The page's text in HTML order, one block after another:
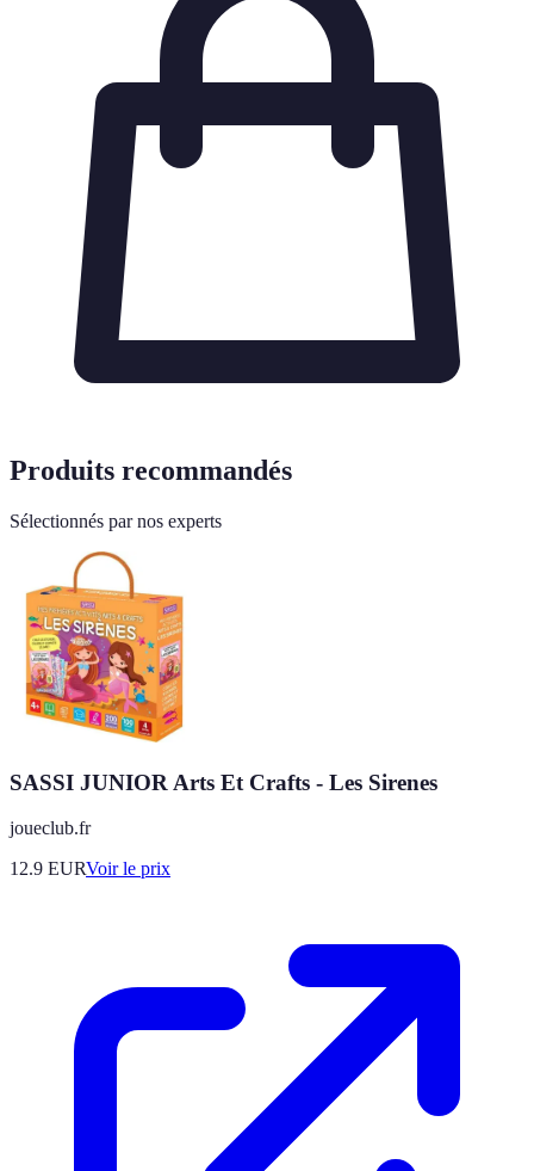
Produits recommandés
Sélectionnés par nos experts
SASSI JUNIOR Arts Et Crafts - Les Sirenes
joueclub.fr
12.9 EURVoir le prix